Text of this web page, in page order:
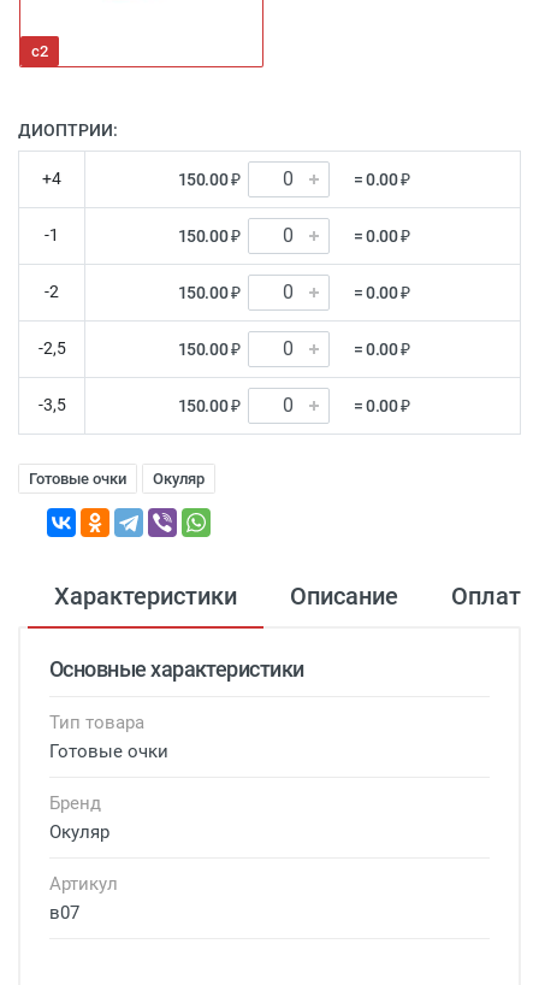
с2
ДИОПТРИИ:
+4 150.00 ₽ = 0.00 ₽
-1 150.00 ₽ = 0.00 ₽
-2 150.00 ₽ = 0.00 ₽
-2,5 150.00 ₽ = 0.00 ₽
-3,5 150.00 ₽ = 0.00 ₽
Готовые очки Окуляр
Характеристики Описание Оплата
Основные характеристики
Тип товара
Готовые очки
Бренд
Окуляр
Артикул
в07